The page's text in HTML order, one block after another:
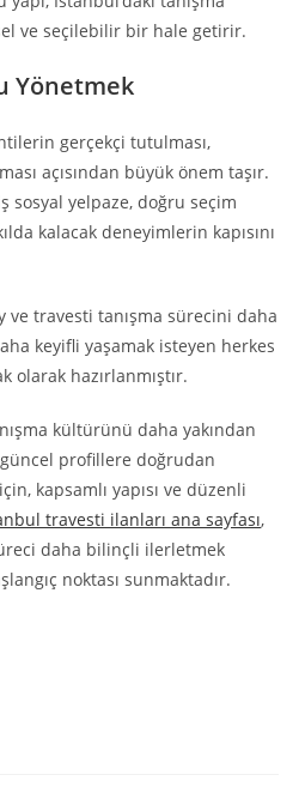
ve seçilebilir bir hale getirir.
Yönetmek
gerçekçi tutulması,
açısından büyük önem taşır.
sosyal yelpaze, doğru seçim
kalacak deneyimlerin kapısını
ve travesti tanışma sürecini daha
keyifli yaşamak isteyen herkes
olarak hazırlanmıştır.
kültürünü daha yakından
profillere doğrudan
kapsamlı yapısı ve düzenli
travesti ilanları ana sayfası,
daha bilinçli ilerletmek
noktası sunmaktadır.